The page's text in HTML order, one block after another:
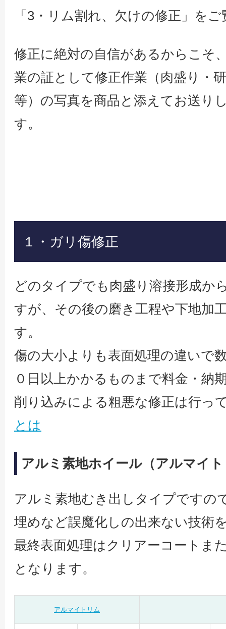
「3・リム割れ、欠けの修正」を
修正に絶対の自信があるからこそ
業の証として修正作業（肉盛り・
等）の写真を商品と添えてお送り
す。
１・ガリ傷修正
どのタイプでも肉盛り溶接形成か
すが、その後の磨き工程や下地加
す。
傷の大小よりも表面処理の違いで
０日以上かかるものまで料金・納
削り込みによる粗悪な修正は行
とは
アルミ素地ホイール（アルマイ
アルミ素地むき出しタイプですの
埋めなど誤魔化しの出来ない技術
最終表面処理はクリアーコートま
となります。
アルマイトリム